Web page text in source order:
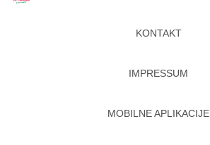
KONTAKT
IMPRESSUM
MOBILNE APLIKACIJE